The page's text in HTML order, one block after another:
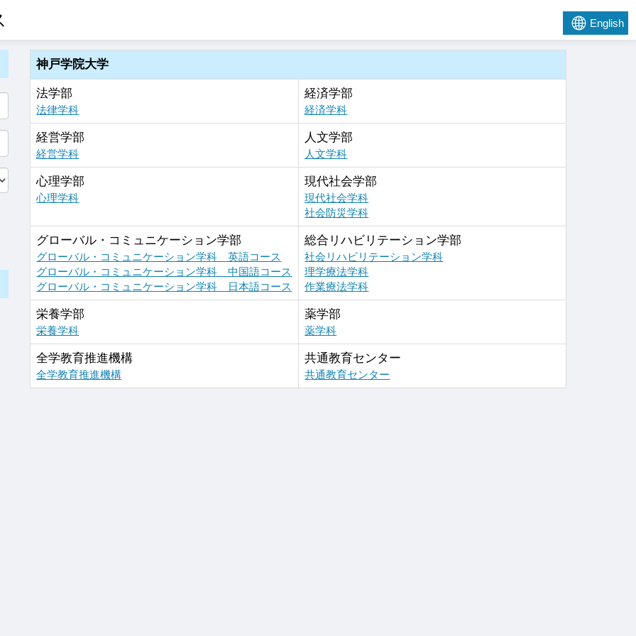
English
神戸学院大学
法学部
法律学科
経済学部
経済学科
経営学部
経営学科
人文学部
人文学科
心理学部
心理学科
現代社会学部
現代社会学科
社会防災学科
グローバル・コミュニケーション学部
グローバル・コミュニケーション学科 英語コース
グローバル・コミュニケーション学科 中国語コース
グローバル・コミュニケーション学科 日本語コース
総合リハビリテーション学部
社会リハビリテーション学科
理学療法学科
作業療法学科
栄養学部
栄養学科
薬学部
薬学科
全学教育推進機構
全学教育推進機構
共通教育センター
共通教育センター